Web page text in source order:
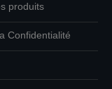
produits
Confidentialité